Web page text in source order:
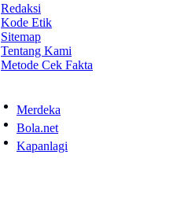
Redaksi
Kode Etik
Sitemap
Tentang Kami
Metode Cek Fakta
Merdeka
Bola.net
Kapanlagi